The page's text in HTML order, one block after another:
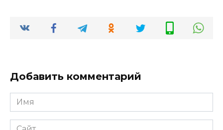
Добавить комментарий
Имя
*
Сайт